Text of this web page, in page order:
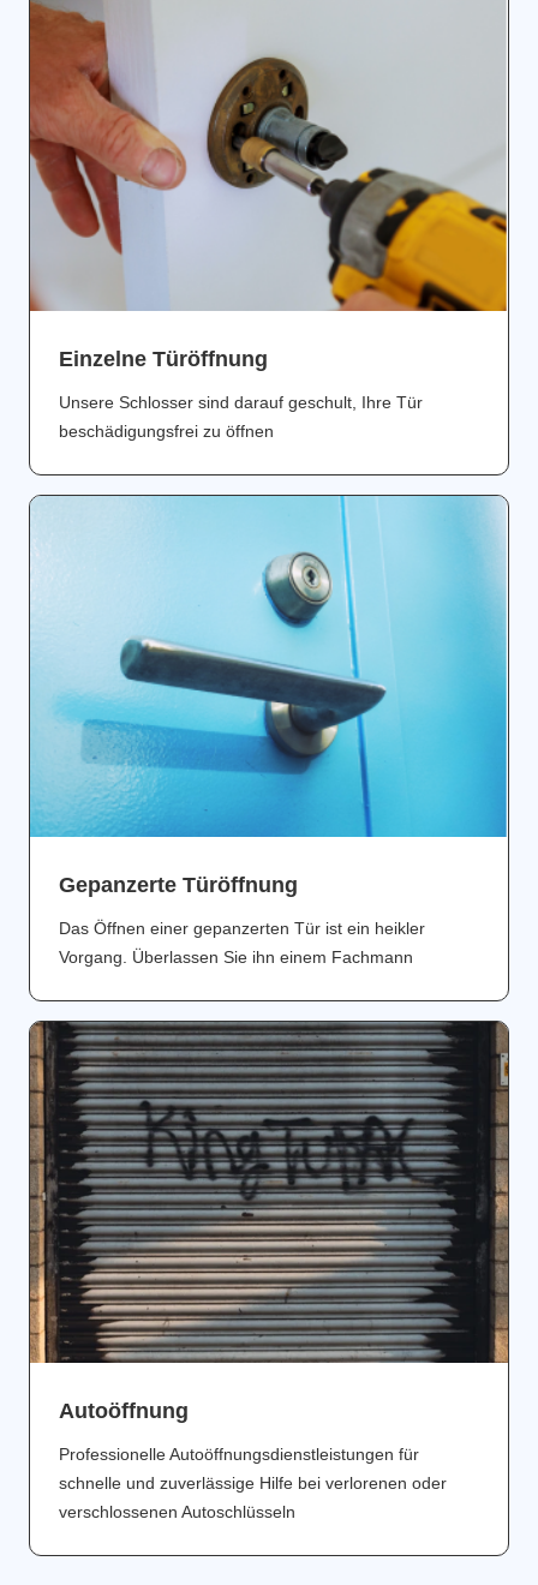
Einzelne Türöffnung
Unsere Schlosser sind darauf geschult, Ihre Tür
beschädigungsfrei zu öffnen
Gepanzerte Türöffnung
Das Öffnen einer gepanzerten Tür ist ein heikler
Vorgang. Überlassen Sie ihn einem Fachmann
Аutoöffnung
Professionelle Autoöffnungsdienstleistungen für
schnelle und zuverlässige Hilfe bei verlorenen oder
verschlossenen Autoschlüsseln